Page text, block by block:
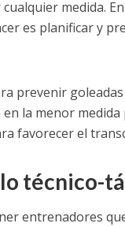
medida.
es planificar y
prevenir
la menor medida
favorecer el
técnico-
entrenadores